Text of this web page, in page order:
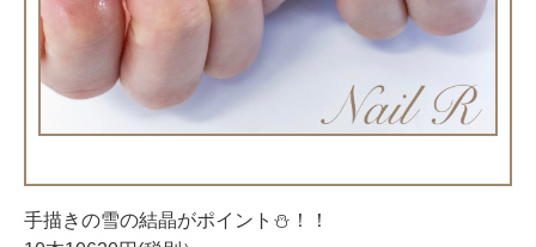
手描きの雪の結晶がポイント⛄！！